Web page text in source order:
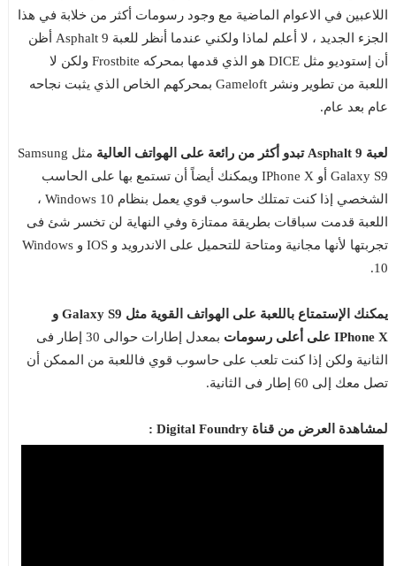
اللاعبين في الاعوام الماضية مع وجود رسومات أكثر من خلابة في هذا
الجزء الجديد ، لا أعلم لماذا ولكني عندما أنظر للعبة Asphalt 9 أظن
أن إستوديو مثل DICE هو الذي قدمها بمحركه Frostbite ولكن لا
اللعبة من تطوير ونشر Gameloft بمحركهم الخاص الذي يثبت نجاحه
عام بعد عام.
لعبة Asphalt 9 تبدو أكثر من رائعة على الهواتف العالية
مثل Samsung
Galaxy S9 أو IPhone X ويمكنك أيضاً أن تستمع بها على الحاسب
الشخصي إذا كنت تمتلك حاسوب قوي يعمل بنظام Windows 10 ،
اللعبة قدمت سباقات بطريقة ممتازة وفي النهاية لن تخسر شئ فى
تجربتها لأنها مجانية ومتاحة للتحميل على الاندرويد و IOS و Windows
10.
يمكنك الإستمتاع باللعبة على الهواتف القوية مثل Galaxy S9 و
IPhone X على أعلى رسومات
بمعدل إطارات حوالى 30 إطار فى
الثانية ولكن إذا كنت تلعب على حاسوب قوي فاللعبة من الممكن أن
تصل معك إلى 60 إطار فى الثانية.
لمشاهدة العرض من قناة Digital Foundry :